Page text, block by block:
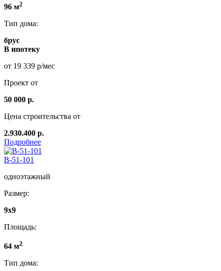
96 м2
Тип дома:
брус
В ипотеку
от 19 339 р/мес
Проект от
50 000 р.
Цена строительства от
2.930.400 р.
Подробнее
B-51-101
одноэтажный
Размер:
9х9
Площадь:
64 м2
Тип дома: